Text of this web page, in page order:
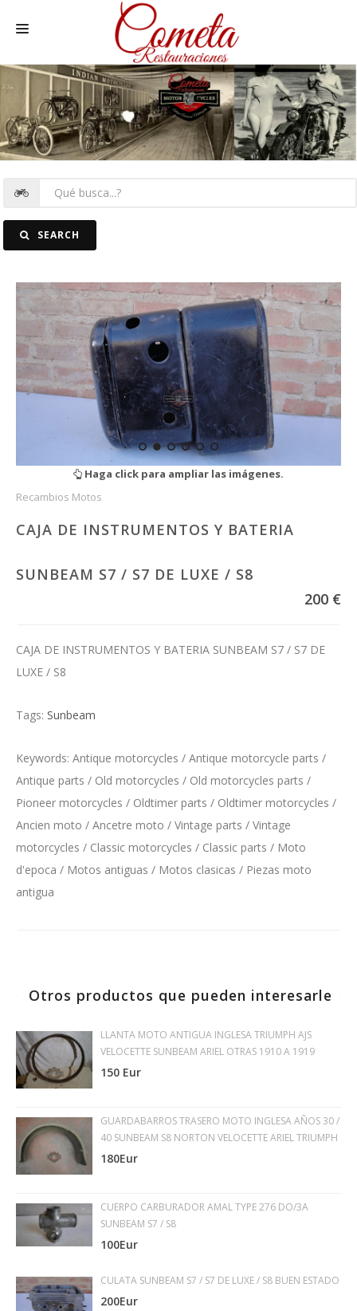
MOTOS NACIONALES Y OTRAS
REC. MOTOS
FOTOSSEARCH
Haga click para ampliar las imágenes.
Recambios Motos
CAJA DE INSTRUMENTOS Y BATERIA
SUNBEAM S7 / S7 DE LUXE / S8
200 €
CAJA DE INSTRUMENTOS Y BATERIA SUNBEAM S7 / S7 DE
LUXE / S8
Tags: Sunbeam
Keywords: Antique motorcycles / Antique motorcycle parts /
Antique parts / Old motorcycles / Old motorcycles parts /
Pioneer motorcycles / Oldtimer parts / Oldtimer motorcycles /
Ancien moto / Ancetre moto / Vintage parts / Vintage
motorcycles / Classic motorcycles / Classic parts / Moto
d'epoca / Motos antiguas / Motos clasicas / Piezas moto
antigua
Otros productos que pueden interesarle
LLANTA MOTO ANTIGUA INGLESA TRIUMPH AJS
VELOCETTE SUNBEAM ARIEL OTRAS 1910 A 1919
150 Eur
GUARDABARROS TRASERO MOTO INGLESA AÑOS 30 /
40 SUNBEAM S8 NORTON VELOCETTE ARIEL TRIUMPH
180Eur
CUERPO CARBURADOR AMAL TYPE 276 DO/3A
SUNBEAM S7 / S8
100Eur
CULATA SUNBEAM S7 / S7 DE LUXE / S8 BUEN ESTADO
200Eur